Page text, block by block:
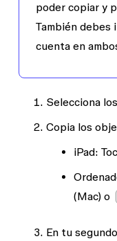
poder copiar y
También debes
cuenta en
Selecciona
Copia los
iPad:
(Mac) o
En tu